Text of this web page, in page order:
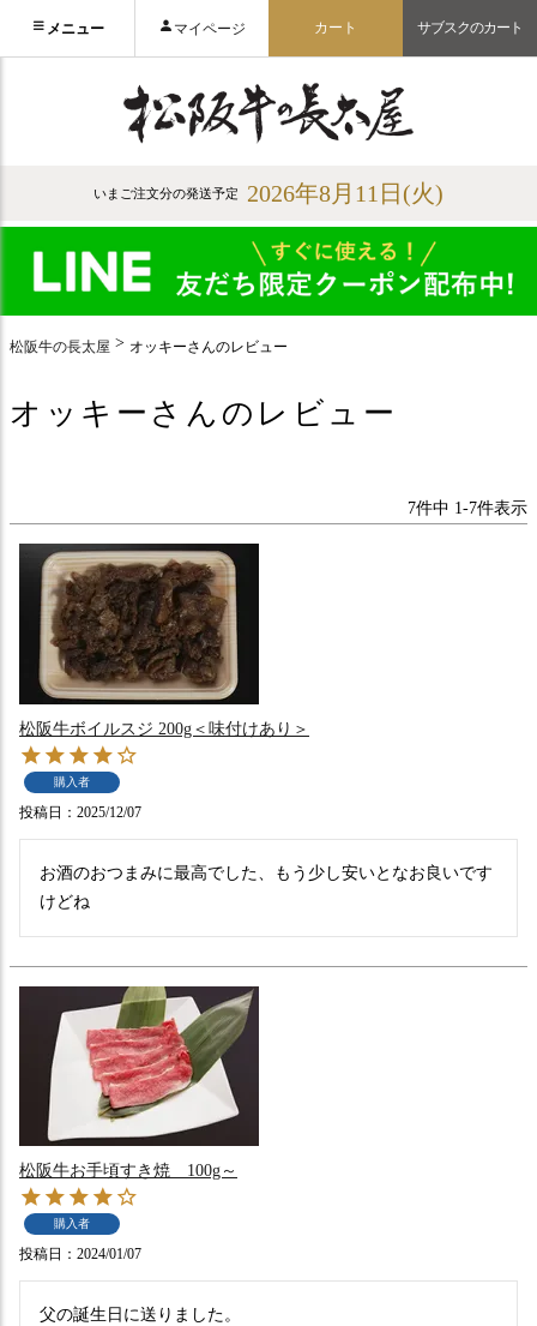
メニュー マイページ カート サブスクのカート
いまご注文分の発送予定 2026年8月11日(火)
松阪牛の長太屋 オッキーさんのレビュー
オッキーさんのレビュー
7件中 1-7件表示
松阪牛ボイルスジ 200g＜味付けあり＞
購入者
投稿日 2025/12/07
お酒のおつまみに最高でした、もう少し安いとなお良いです
けどね
松阪牛お手頃すき焼 100g～
購入者
投稿日 2024/01/07
父の誕生日に送りました。